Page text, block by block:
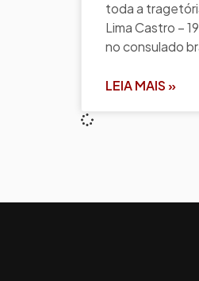
toda a
Lima Castro –
no consulado
LEIA MAIS »